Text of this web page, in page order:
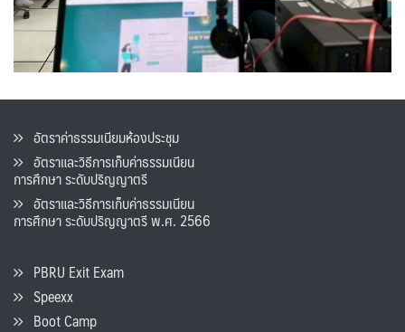
อัตราค่าธรรมเนียมห้องประชุม
อัตราและวิธีการเก็บค่าธรรมเนียน
การศึกษา ระดับปริญญาตรี
อัตราและวิธีการเก็บค่าธรรมเนียน
การศึกษา ระดับปริญญาตรี พ.ศ. 2566
PBRU Exit Exam
Speexx
Boot Camp